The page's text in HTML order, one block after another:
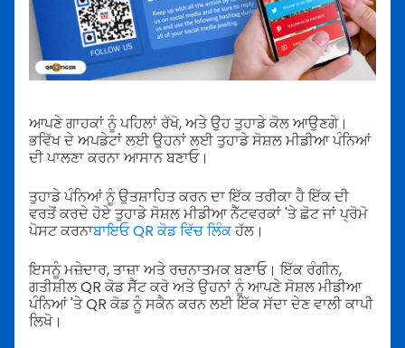
ਆਪਣੇ ਗਾਹਕਾਂ ਨੂੰ ਪਹਿਲਾਂ ਰੱਖੋ, ਅਤੇ ਉਹ ਤੁਹਾਡੇ ਕੋਲ ਆਉਣਗੇ।
ਭਵਿੱਖ ਦੇ ਅਪਡੇਟਾਂ ਲਈ ਉਹਨਾਂ ਲਈ ਤੁਹਾਡੇ ਸੋਸ਼ਲ ਮੀਡੀਆ ਪੰਨਿਆਂ
ਦੀ ਪਾਲਣਾ ਕਰਨਾ ਆਸਾਨ ਬਣਾਓ।
ਤੁਹਾਡੇ ਪੰਨਿਆਂ ਨੂੰ ਉਤਸ਼ਾਹਿਤ ਕਰਨ ਦਾ ਇੱਕ ਤਰੀਕਾ ਹੈ ਇੱਕ ਦੀ
ਵਰਤੋਂ ਕਰਦੇ ਹੋਏ ਤੁਹਾਡੇ ਸੋਸ਼ਲ ਮੀਡੀਆ ਨੈੱਟਵਰਕਾਂ 'ਤੇ ਛੋਟ ਜਾਂ ਪ੍ਰੋਮੋ
ਪੋਸਟ ਕਰਨਾਬਾਇਓ QR ਕੋਡ ਵਿੱਚ ਲਿੰਕਹੱਲ।
ਇਸਨੂੰ ਮਜ਼ੇਦਾਰ, ਤਾਜ਼ਾ ਅਤੇ ਰਚਨਾਤਮਕ ਬਣਾਓ। ਇੱਕ ਰੰਗੀਨ,
ਗਤੀਸ਼ੀਲ QR ਕੋਡ ਸੈੱਟ ਕਰੋ ਅਤੇ ਉਹਨਾਂ ਨੂੰ ਆਪਣੇ ਸੋਸ਼ਲ ਮੀਡੀਆ
ਪੰਨਿਆਂ 'ਤੇ QR ਕੋਡ ਨੂੰ ਸਕੈਨ ਕਰਨ ਲਈ ਇੱਕ ਸੱਦਾ ਦੇਣ ਵਾਲੀ ਕਾਪੀ
ਲਿਖੋ।